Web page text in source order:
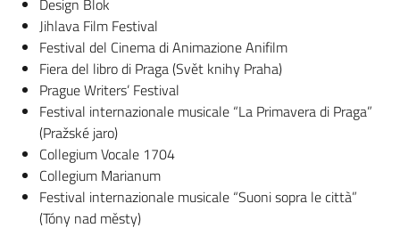
Design Blok
Jihlava Film Festival
Festival del Cinema di Animazione Anifilm
Fiera del libro di Praga (Svět knihy Praha)
Prague Writers’ Festival
Festival internazionale musicale “La Primavera di Praga”
(Pražské jaro)
Collegium Vocale 1704
Collegium Marianum
Festival internazionale musicale “Suoni sopra le città”
(Tóny nad městy)